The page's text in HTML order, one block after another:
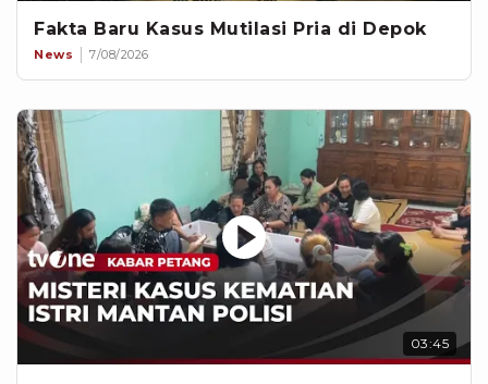
Fakta Baru Kasus Mutilasi Pria di Depok
News 7/08/2026
03:45